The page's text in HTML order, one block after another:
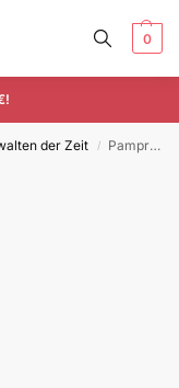
0
der Zeit / Pampross – TEF 092/162 – Deutsch – Uncommon